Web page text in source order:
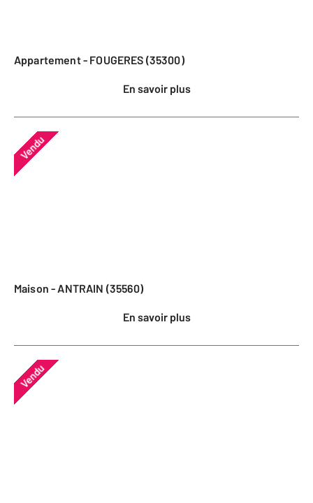
Appartement - FOUGERES (35300)
En savoir plus
Vendu
Maison - ANTRAIN (35560)
En savoir plus
Vendu